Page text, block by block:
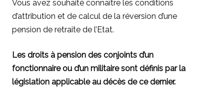
Vous avez souhaité connaître les conditions
d’attribution et de calcul de la réversion d’une
pension de retraite de l’Etat.
Les droits à pension des conjoints d’un
fonctionnaire ou d’un militaire sont définis par la
législation applicable au décès de ce dernier.